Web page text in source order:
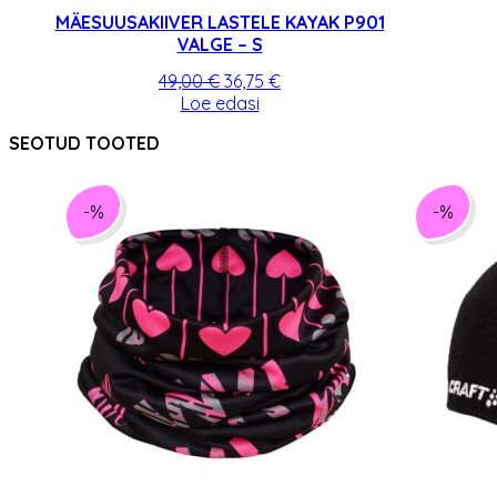
MÄESUUSAKIIVER LASTELE KAYAK P901
VALGE – S
49,00€ Algne
hind
36,75 €Praegune
Loe edasi
SEOTUD TOOTED
-% -%